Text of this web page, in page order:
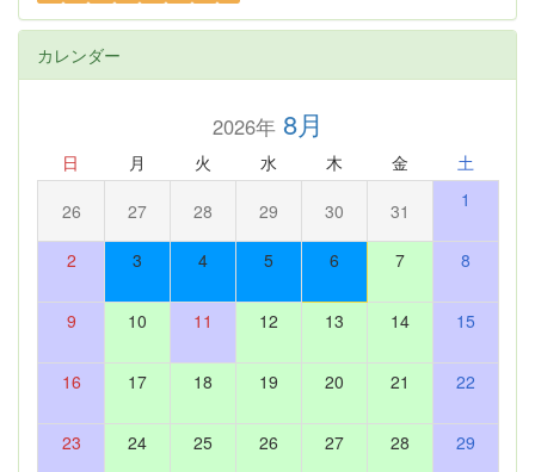
カレンダー
2026年8月
日 月 火 水 木 金 土
26 27 28 29 30 31 1
2 3 4 5 6 7 8
9 10 11 12 13 14 15
16 17 18 19 20 21 22
23 24 25 26 27 28 29